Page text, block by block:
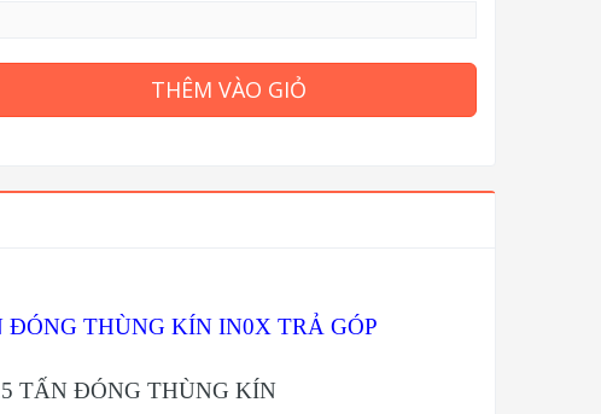
THÊM VÀO GIỎ
THÙNG KÍN IN0X TRẢ GÓP
TẤN ĐÓNG THÙNG KÍN